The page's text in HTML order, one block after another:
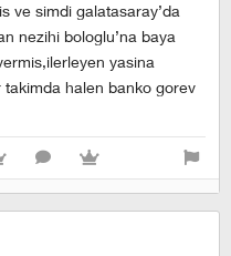
ve simdi galatasaray’da
nezihi bologlu’na baya
yasina
halen banko gorev